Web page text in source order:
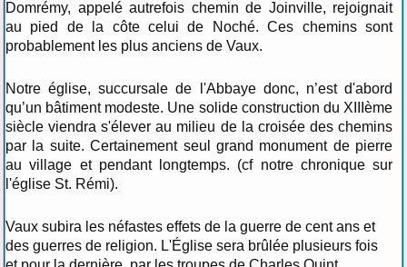
Domrémy, appelé autrefois chemin de Joinville, rejoignait
au pied de la côte celui de Noché. Ces chemins sont
probablement les plus anciens de Vaux.
Notre église, succursale de l'Abbaye donc, n’est d'abord
qu’un bâtiment modeste. Une solide construction du XIIIème
siècle viendra s'élever au milieu de la croisée des chemins
par la suite. Certainement seul grand monument de pierre
au village et pendant longtemps. (cf notre chronique sur
l'église St. Rémi).
Vaux subira les néfastes effets de la guerre de cent ans et
des guerres de religion. L'Église sera brûlée plusieurs fois